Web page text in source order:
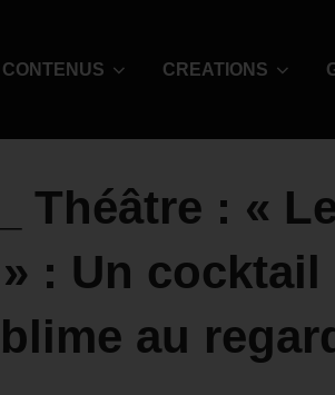
CONTENUS CREATIONS
Théâtre : «
: Un
au